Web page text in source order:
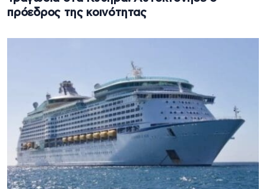
πρόεδρος της κοινότητας